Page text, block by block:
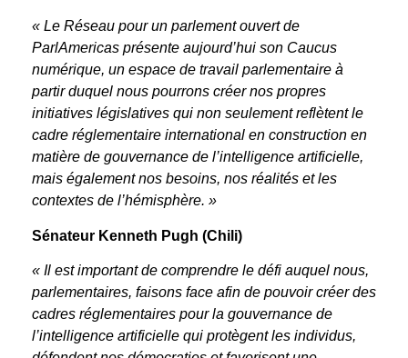
« Le Réseau pour un parlement ouvert de
ParlAmericas présente aujourd’hui son Caucus
numérique, un espace de travail parlementaire à
partir duquel nous pourrons créer nos propres
initiatives législatives qui non seulement reflètent le
cadre réglementaire international en construction en
matière de gouvernance de l’intelligence artificielle,
mais également nos besoins, nos réalités et les
contextes de l’hémisphère. »
Sénateur Kenneth Pugh (Chili)
« Il est important de comprendre le défi auquel nous,
parlementaires, faisons face afin de pouvoir créer des
cadres réglementaires pour la gouvernance de
l’intelligence artificielle qui protègent les individus,